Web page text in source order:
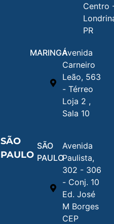
Centro
PR
MARINGÁAvenida
Carneiro
Leão, 563
- Térreo
Loja 2 ,
Sala 10
SÃO
PAULO
SÃO
PAULO
Avenida
Paulista,
302 - 306
- Conj. 10
Ed. José
M Borges
CEP